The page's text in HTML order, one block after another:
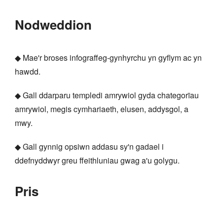
Nodweddion
◆ Mae'r broses infograffeg-gynhyrchu yn gyflym ac yn
hawdd.
◆ Gall ddarparu templedi amrywiol gyda chategorïau
amrywiol, megis cymhariaeth, elusen, addysgol, a
mwy.
◆ Gall gynnig opsiwn addasu sy'n gadael i
ddefnyddwyr greu ffeithluniau gwag a'u golygu.
Pris